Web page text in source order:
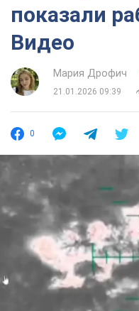
показали
Видео
Мария Дрофич
21.01.2026 09:39
0